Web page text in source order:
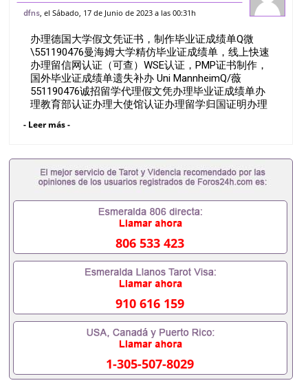
单Q微551190476曼海姆大学精仿毕业证
WSE认证，PMP证书制作，国外毕
dfns , el Sábado, 17 de Junio de 2023 a las 00:31h
办理德国大学假文凭证书，制作毕业证成绩单Q微
\551190476曼海姆大学精仿毕业证成绩单，线上快速
办理留信网认证（可查）WSE认证，PMP证书制作，
国外毕业证成绩单遗失补办 Uni MannheimQ/薇
551190476诚招留学代理假文凭办理毕业证成绩单办
理教育部认证办理大使馆认证办理留学归国证明办理
理录取通知书办理学位证书办理美国文凭办理澳洲文
速办理材料： 1、毕业证+成绩单+留学回国人员证明
+教育部认证,录取通知书，雅思。（全套留学回国必
备证明材料，给父母及亲朋好友一份完美交代）；
相关材料（申请学校、转学，甚至是申请工签都可以
用到）。 注：上述材料，随时都可以安排办理，毕业
客户要求安排。 国内找工作假的毕业证可以用吗
551190476假的毕业证成绩单可以办学历认证吗
551190476要定居国外需要办理什么材料551190476
入职事业单位/国企假的毕业证会查吗551190476入职
国企/事业单位需要些什么材料551190476办理假毕业
证在国内能用吗, 挂科拿不到毕业证怎么办, 毕业证丢
了怎么办, 没有正常毕业怎么办理毕业证,没毕业可以
办学历认证吗,您是否因为中途辍学、挂科而没有正常
毕业551190476您是否因为递交材料不齐而被拒之门
外551190476您是否因没正常毕业而导致回国得不到
教育部认证在校挂科了不想读了,成绩不理想毕不了业
- Leer más -
806 533 423
910 616 159
1-305-507-8029